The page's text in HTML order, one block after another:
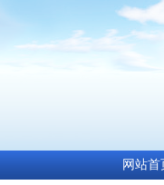
网站首